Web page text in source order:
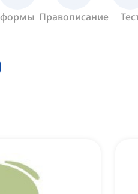
формы Правописание